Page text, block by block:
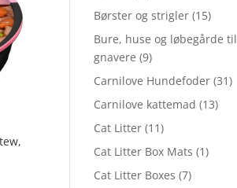
Børster og strigler (15)
Bure, huse og løbegårde til
gnavere (9)
Carnilove Hundefoder (31)
Carnilove kattemad (13)
Cat Litter (11)
Cat Litter Box Mats (1)
Cat Litter Boxes (7)